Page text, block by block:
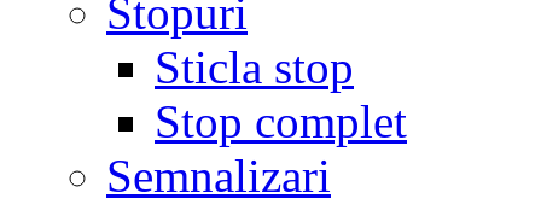
Stopuri
Sticla stop
Stop complet
Semnalizari